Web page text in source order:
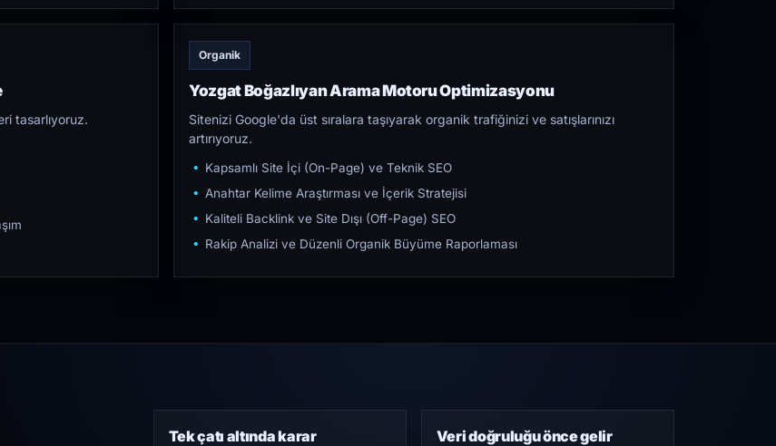
tasarlıyoruz.
Organik
Yozgat Boğazlıyan Arama Motoru Optimizasyonu
Sitenizi Google'da üst sıralara taşıyarak organik trafiğinizi ve satışlarınızı
artırıyoruz.
Kapsamlı Site İçi (On-Page) ve Teknik SEO
Anahtar Kelime Araştırması ve İçerik Stratejisi
Kaliteli Backlink ve Site Dışı (Off-Page) SEO
Rakip Analizi ve Düzenli Organik Büyüme Raporlaması
Tek çatı altında karar Veri doğruluğu önce gelir